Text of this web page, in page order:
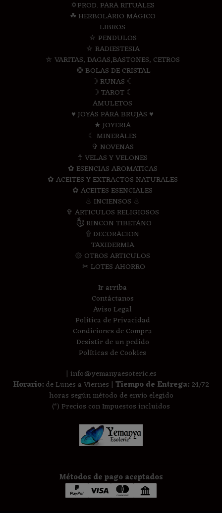
✡PROD. PARA RITUALES
☘ HERBOLARIO MAGICO
LIBROS
⛤ PENDULOS
⛤ RADIESTESIA
⛤ VARITAS, DAGAS,BASTONES, CETROS
❂ BOLAS DE CRISTAL
☽ RUNAS ☾
☽ TAROT ☾
AMULETOS
♥ JOYAS PARA BRUJAS ♥
★ JOYERIA
☾ MINERALES
✞ NOVENAS
☥ VELAS Y VELONES
✿ ESENCIAS AROMATICAS
✿ ACEITES Y EXTRACTOS NATURALES
✿ ACEITES ESENCIALES
♨ INCIENSOS ♨
✞ ARTICULOS RELIGIOSOS
༃ RINCON TIBETANO
۩ DECORACION
TAXIDERMIA
۞ OTROS ARTICULOS
✂ LOTES AHORRO
Ir arriba
Contáctanos
Aviso Legal
Política de Privacidad
Condiciones de Compra
Desistir de un pedido
Políticas de Cookies
| info@yemanyaesoteric.es
Horario:de Lunes a Viernes | Tiempo de Entrega:24/72
horas según método de envío elegido
(*) Precios con Impuestos incluidos
Métodos de pago aceptados